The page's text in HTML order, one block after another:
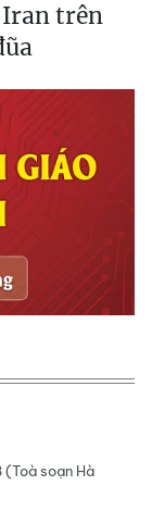
Iran trên
soạn Hà